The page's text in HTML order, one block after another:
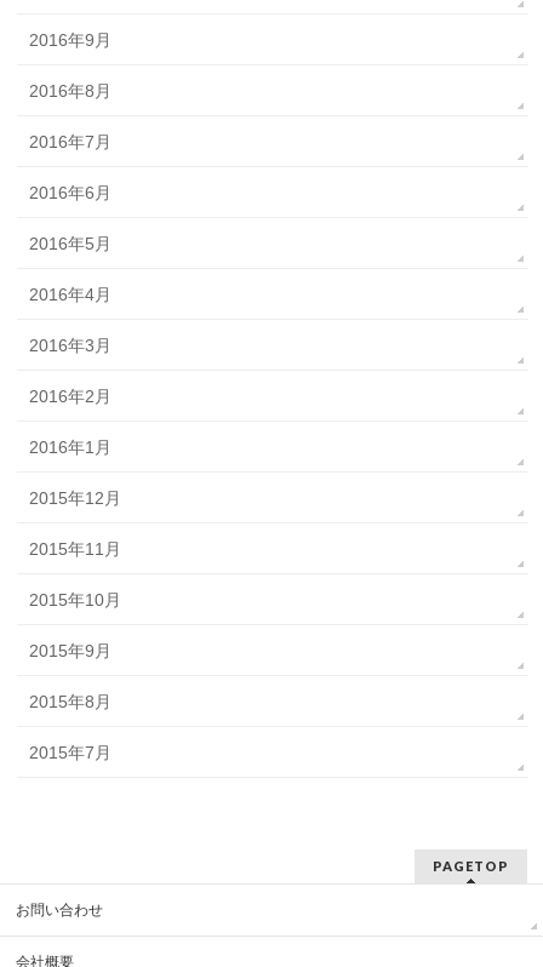
2016年9月
2016年8月
2016年7月
2016年6月
2016年5月
2016年4月
2016年3月
2016年2月
2016年1月
2015年12月
2015年11月
2015年10月
2015年9月
2015年8月
2015年7月
PAGETOP
お問い合わせ
会社概要